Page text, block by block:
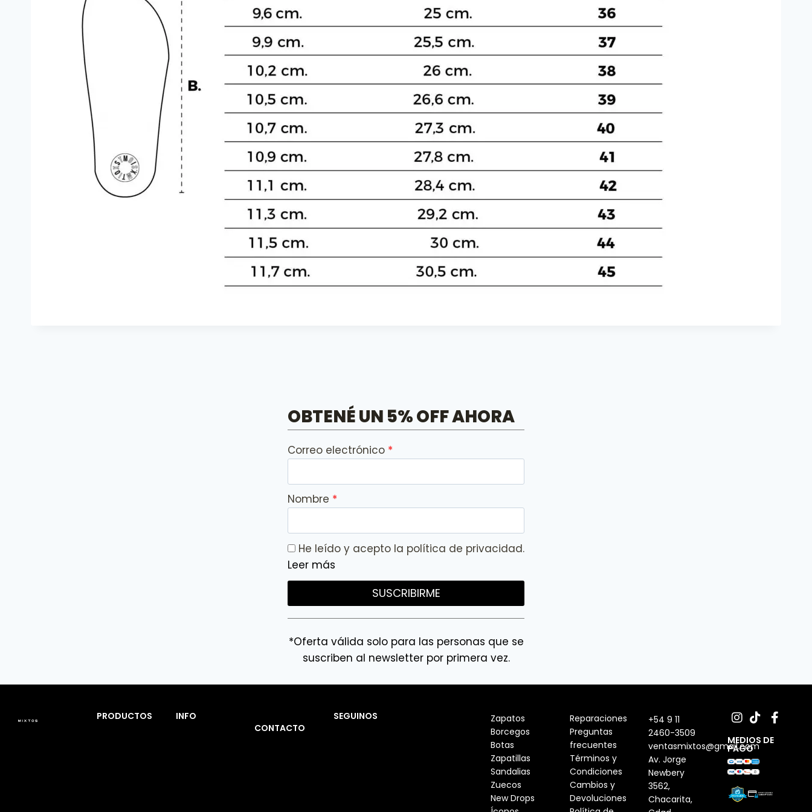
OBTENÉ UN 5% OFF AHORA
Correo electrónico
Nombre
He leído y acepto la política de privacidad.
Leer más
SUSCRIBIRME
*Oferta válida solo para las personas que se
suscriben al newsletter por primera vez.
PRODUCTOS
INFO
CONTACTO
SEGUINOS
Zapatos
Borcegos
Botas
Zapatillas
Sandalias
Zuecos
New Drops
Reparaciones
Preguntas
frecuentes
Términos y
Condiciones
Cambios y
Devoluciones
+54 9 11
2460-3509
ventasmixtos@gmail.com
Av. Jorge
Newbery
3562,
Chacarita,
MEDIOS DE
PAGO